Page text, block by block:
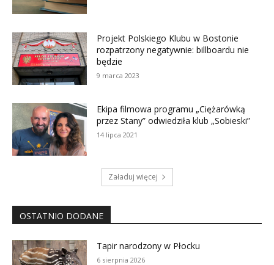
Projekt Polskiego Klubu w Bostonie
rozpatrzony negatywnie: billboardu nie
będzie
9 marca 2023
Ekipa filmowa programu „Ciężarówką
przez Stany” odwiedziła klub „Sobieski”
14 lipca 2021
Załaduj więcej
OSTATNIO DODANE
Tapir narodzony w Płocku
6 sierpnia 2026